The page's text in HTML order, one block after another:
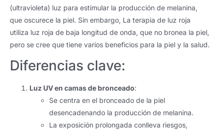
(ultravioleta) luz para estimular la producción de melanina,
que oscurece la piel. Sin embargo, La terapia de luz roja
utiliza luz roja de baja longitud de onda, que no bronea la piel,
pero se cree que tiene varios beneficios para la piel y la salud.
Diferencias clave:
Luz UV en camas de bronceado:
Se centra en el bronceado de la piel
desencadenando la producción de melanina.
La exposición prolongada conlleva riesgos,